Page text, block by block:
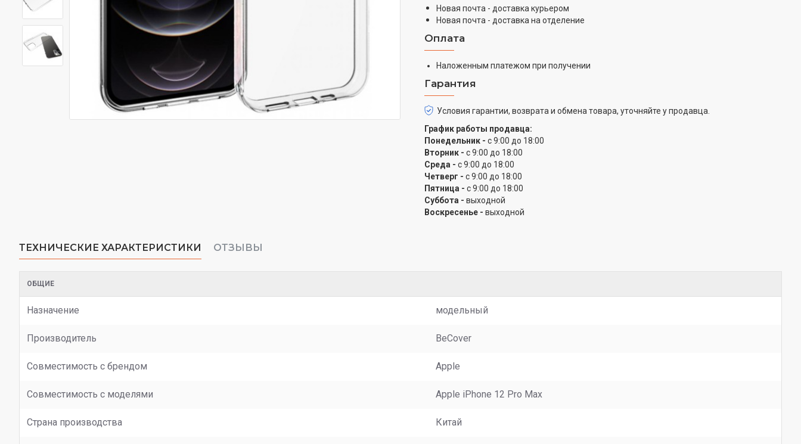
Новая почта - доставка курьером
Новая почта - доставка на отделение
Оплата
Наложенным платежом при получении
Гарантия
Условия гарантии, возврата и обмена товара, уточняйте у продавца.
График работы продавца:
Понедельник - с 9:00 до 18:00
Вторник - с 9:00 до 18:00
Среда - с 9:00 до 18:00
Четверг - с 9:00 до 18:00
Пятница - с 9:00 до 18:00
Суббота - выходной
Воскресенье - выходной
ТЕХНИЧЕСКИЕ ХАРАКТЕРИСТИКИ ОТЗЫВЫ
ОБЩИЕ
Назначение модельный
Производитель BeCover
Совместимость с брендом Apple
Совместимость с моделями Apple iPhone 12 Pro Max
Страна производства Китай